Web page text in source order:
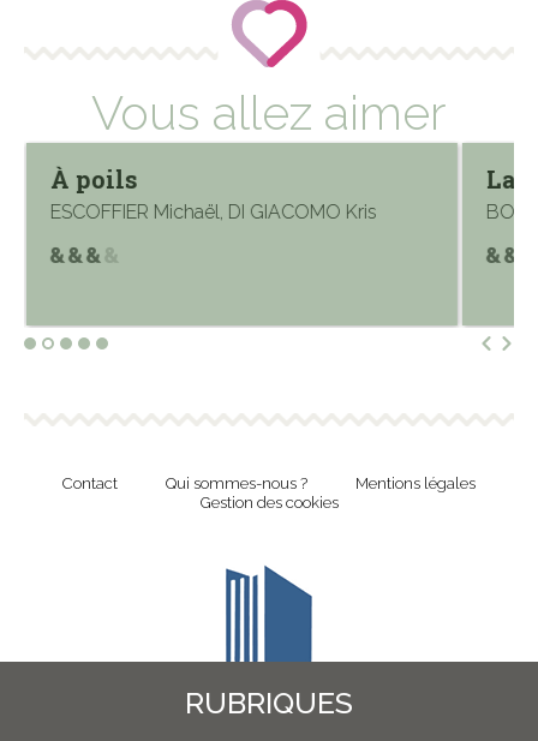
Vous allez aimer
À poils
ESCOFFIER Michaël, DI GIACOMO Kris
La
RUBRIQUES
Contact Qui sommes-nous ?
Mentions légales
Gestion des cookies
Revue en ligne de l'Union Nationale Culture et Bibliothèques Pour Tous